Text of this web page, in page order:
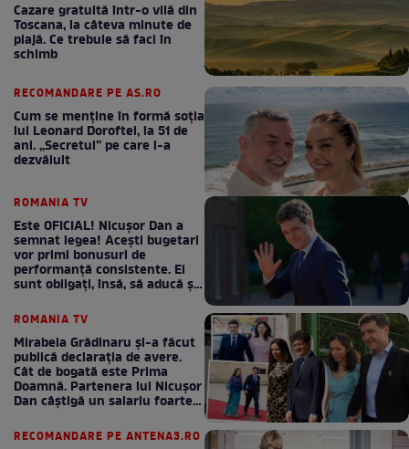
Cazare gratuită într-o vilă din
Toscana, la câteva minute de
plajă. Ce trebuie să faci în
schimb
RECOMANDARE PE AS.RO
Cum se menţine în formă soţia
lui Leonard Doroftei, la 51 de
ani. „Secretul” pe care l-a
dezvăluit
ROMANIA TV
Este OFICIAL! Nicușor Dan a
semnat legea! Acești bugetari
vor primi bonusuri de
performanță consistente. Ei
sunt obligați, însă, să aducă și
ROMANIA TV
Mirabela Grădinaru și-a făcut
publică declarația de avere.
Cât de bogată este Prima
Doamnă. Partenera lui Nicușor
Dan câștigă un salariu foarte
RECOMANDARE PE ANTENA3.RO